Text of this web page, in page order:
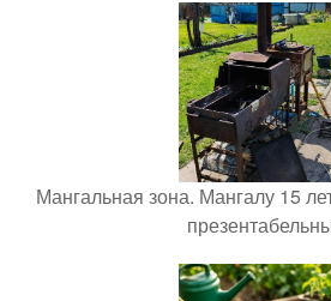
Мангальная зона. Мангалу 15